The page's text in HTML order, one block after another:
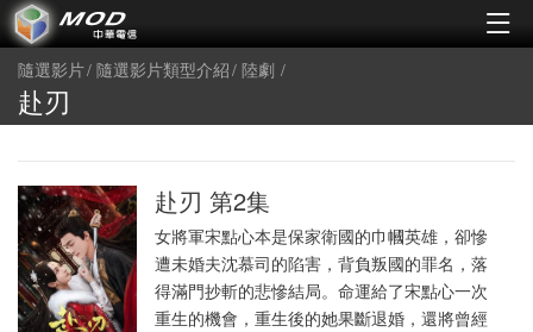
隨選影片 隨選影片類型介紹 陸劇
赴刃
赴刃 第2集
女將軍宋點心本是保家衛國的巾幗英雄，卻慘
遭未婚夫沈慕司的陷害，背負叛國的罪名，落
得滿門抄斬的悲慘結局。命運給了宋點心一次
重生的機會，重生後的她果斷退婚，還將曾經